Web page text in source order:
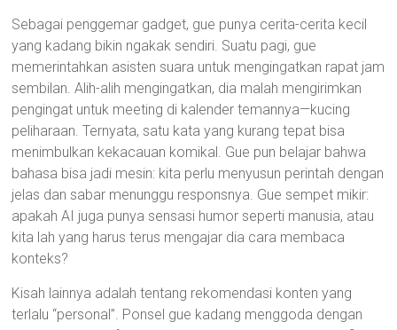
Sebagai penggemar gadget, gue punya cerita-cerita kecil
yang kadang bikin ngakak sendiri. Suatu pagi, gue
memerintahkan asisten suara untuk mengingatkan rapat jam
sembilan. Alih-alih mengingatkan, dia malah mengirimkan
pengingat untuk meeting di kalender temannya—kucing
peliharaan. Ternyata, satu kata yang kurang tepat bisa
menimbulkan kekacauan komikal. Gue pun belajar bahwa
bahasa bisa jadi mesin: kita perlu menyusun perintah dengan
jelas dan sabar menunggu responsnya. Gue sempet mikir:
apakah AI juga punya sensasi humor seperti manusia, atau
kita lah yang harus terus mengajar dia cara membaca
konteks?
Kisah lainnya adalah tentang rekomendasi konten yang
terlalu “personal”. Ponsel gue kadang menggoda dengan